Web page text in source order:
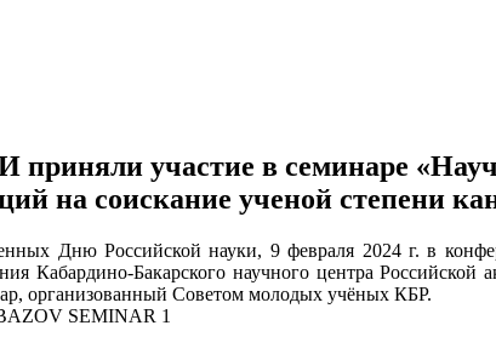
участие в семинаре
на соискание ученой степени
Дню Российской науки, 9 февраля 2024 г. в
Кабардино-Бакарского научного центра
организованный Советом молодых учёных КБР.